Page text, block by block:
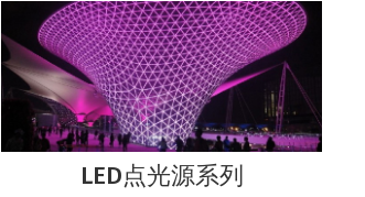
LED点光源系列